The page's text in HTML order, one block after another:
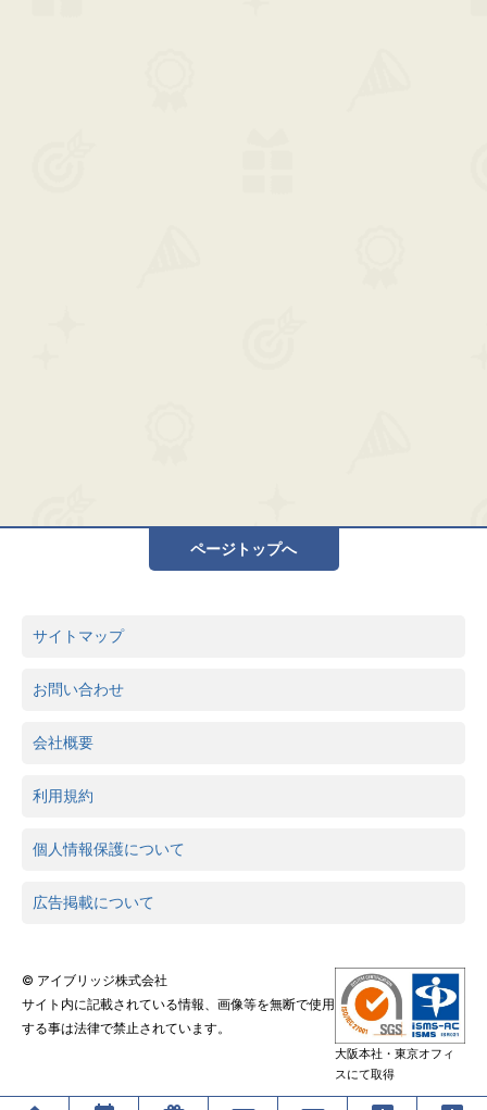
ページトップへ
サイトマップ
お問い合わせ
会社概要
利用規約
個人情報保護について
広告掲載について
© アイブリッジ株式会社
サイト内に記載されている情報、画像等を無断で使用
する事は法律で禁止されています。
大阪本社・東京オフィ
スにて取得